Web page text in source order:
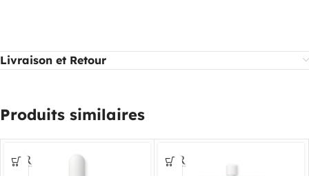
Livraison et Retour
Produits similaires